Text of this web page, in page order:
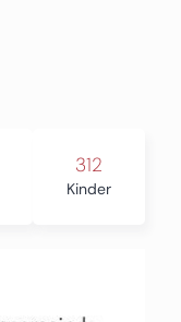
312
Kinder